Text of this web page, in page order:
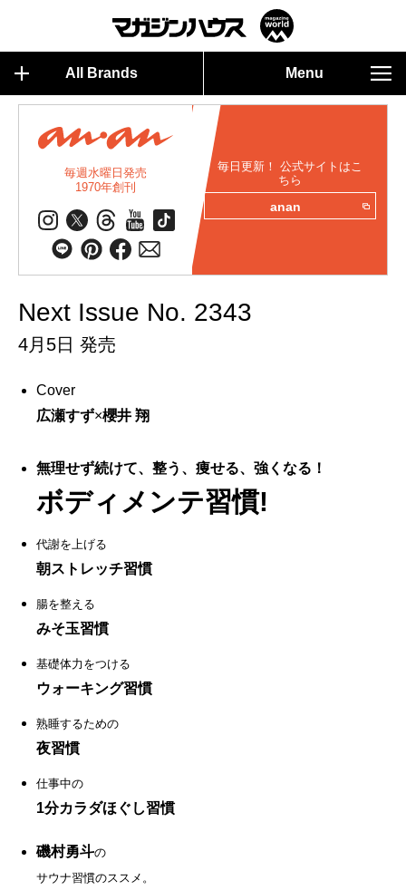
All Brands Menu
毎週水曜日発売
1970年創刊
毎日更新！ 公式サイトはこ
ちら
anan
Next Issue No. 2343
4月5日 発売
Cover
広瀬すず×櫻井 翔
無理せず続けて、整う、痩せる、強くなる！
ボディメンテ習慣!
代謝を上げる
朝ストレッチ習慣
腸を整える
みそ玉習慣
基礎体力をつける
ウォーキング習慣
熟睡するための
夜習慣
仕事中の
1分カラダほぐし習慣
磯村勇斗の
サウナ習慣のススメ。